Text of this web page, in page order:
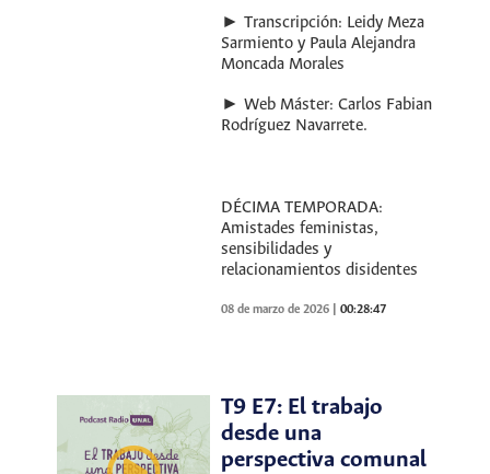
► Transcripción: Leidy Meza
Sarmiento y Paula Alejandra
Moncada Morales
► Web Máster: Carlos Fabian
Rodríguez Navarrete.
DÉCIMA TEMPORADA:
Amistades feministas,
sensibilidades y
relacionamientos disidentes
08 de marzo de 2026 |00:28:47
T9 E7: El trabajo
desde una
perspectiva comunal